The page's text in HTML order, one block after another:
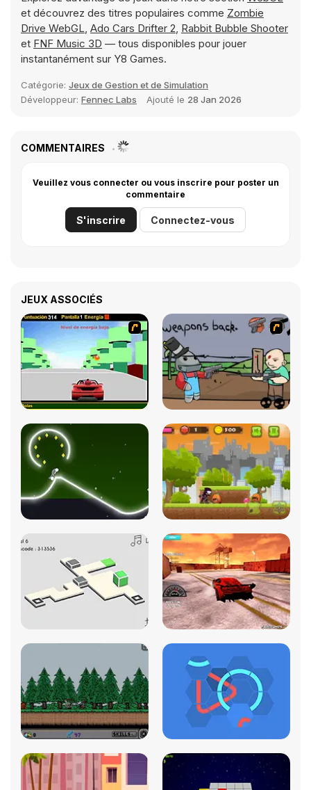
et découvrez des titres populaires comme Zombie
Drive WebGL, Ado Cars Drifter 2, Rabbit Bubble Shooter
et FNF Music 3D — tous disponibles pour jouer
instantanément sur Y8 Games.
Catégorie: Jeux de Gestion et de Simulation
Développeur: Fennec Labs Ajouté le 28 Jan 2026
COMMENTAIRES
Veuillez vous connecter ou vous inscrire pour poster un
commentaire
S'inscrire Connectez-vous
JEUX ASSOCIÉS